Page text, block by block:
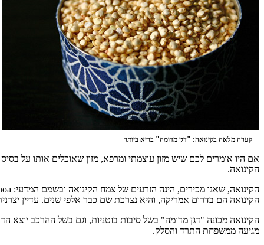
קערה מלאה בקינואה: "דגן מדומה" בריא ביותר
אם היו אומרים לכם שיש מזון עוצמתי ומרפא, מזון שאוכלים אותו על בסיס
הקינואה.
הקינואה הם בדרום אמריקה, והיא נצרכת שם כבר אלפי שנים. עדיין
הקינואה מכונה "דגן מדומה" בשל סיבות בוטניות, וגם בשל ההרכב יוצא
מגיעה ממשפחת התרד והסלק.